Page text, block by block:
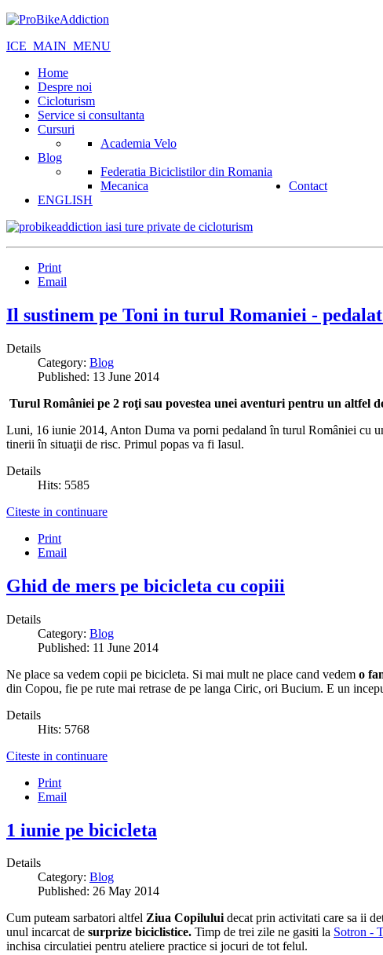
ICE_MAIN_MENU
Home
Despre noi
Cicloturism
Service si consultanta
Cursuri
Academia Velo
Blog
Federatia Biciclistilor din Romania
Mecanica
Contact
ENGLISH
Print
Email
Il sustinem pe Toni in turul Romaniei -
Details
Category: Blog
Published: 13 June 2014
Turul României pe 2 roţi sau povestea unei aventuri pentru un altfel
Luni, 16 iunie 2014, Anton Duma va porni pedaland în turul României cu
tinerii în situaţii de risc. Primul popas va fi Iasul.
Details
Hits: 5585
Citeste in continuare
Print
Email
Ghid de mers pe bicicleta cu copiii
Details
Category: Blog
Published: 11 June 2014
Ne place sa vedem copii pe bicicleta. Si mai mult ne place cand vedem o
din Copou, fie pe rute mai retrase de pe langa Ciric, ori Bucium. E un
Details
Hits: 5768
Citeste in continuare
Print
Email
1 iunie pe bicicleta
Details
Category: Blog
Published: 26 May 2014
Cum puteam sarbatori altfel Ziua Copiluluidecat prin activitati care sa ii
unul incarcat de surprize biciclistice. Timp de trei zile ne gasiti la Sotron -
inchisa circulatiei pentru ateliere practice si jocuri de tot felul.